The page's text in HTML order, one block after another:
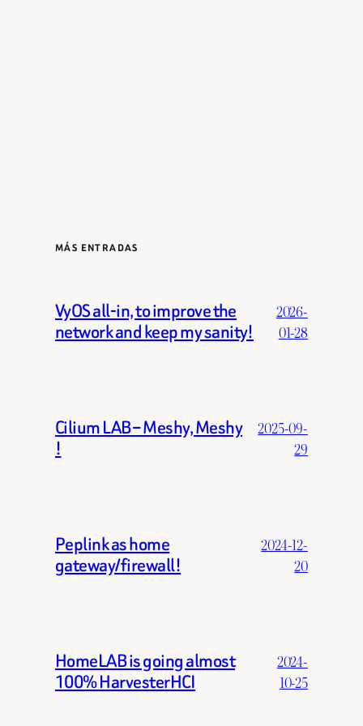
MÁS ENTRADAS
VyOS all-in, to improve the
network and keep my sanity!
2026-
01-28
Cilium LAB – Meshy, Meshy
!
2025-09-
29
Peplink as home
gateway/firewall!
2024-12-
20
HomeLAB is going almost
100% HarvesterHCI
2024-
10-25